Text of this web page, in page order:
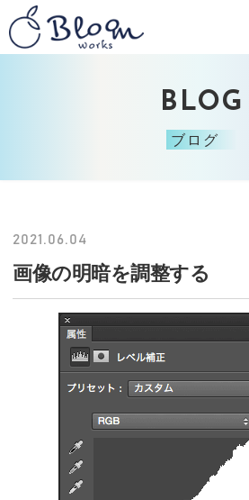
BLOG
ブログ
2021.06.04
画像の明暗を調整する